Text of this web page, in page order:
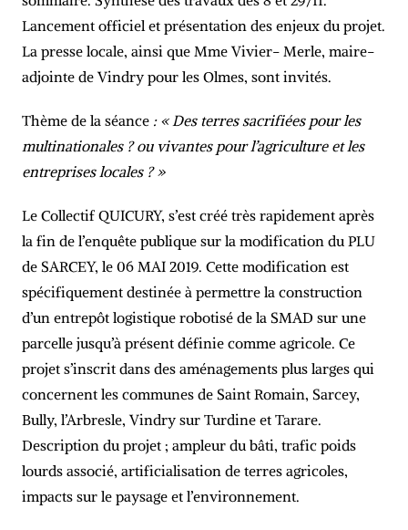
Lancement officiel et présentation des enjeux du projet.
La presse locale, ainsi que Mme Vivier- Merle, maire-
adjointe de Vindry pour les Olmes, sont invités.
Thème de la séance : « Des terres sacrifiées pour les
multinationales ? ou vivantes pour l’agriculture et les
entreprises locales ? »
Le Collectif QUICURY, s’est créé très rapidement après
la fin de l’enquête publique sur la modification du PLU
de SARCEY, le 06 MAI 2019. Cette modification est
spécifiquement destinée à permettre la construction
d’un entrepôt logistique robotisé de la SMAD sur une
parcelle jusqu’à présent définie comme agricole. Ce
projet s’inscrit dans des aménagements plus larges qui
concernent les communes de Saint Romain, Sarcey,
Bully, l’Arbresle, Vindry sur Turdine et Tarare.
Description du projet ; ampleur du bâti, trafic poids
lourds associé, artificialisation de terres agricoles,
impacts sur le paysage et l’environnement.